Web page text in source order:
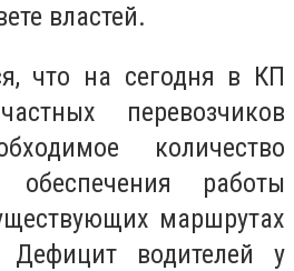
властей.
что на сегодня в КП
перевозчиков
количество
работы
маршрутах
Дефицит водителей у